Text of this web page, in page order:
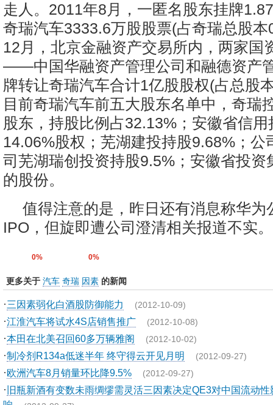
走人。2011年8月，一匿名股东挂牌
奇瑞汽车3333.6万股股票(占奇瑞总股
12月，北京金融资产交易所内，两家国
——中国华融资产管理公司和融德资产
牌转让奇瑞汽车合计1亿股股权(占总股
目前奇瑞汽车前五大股东名单中，奇瑞
股东，持股比例占32.13%；安徽省信
14.06%股权；芜湖建投持股9.68%；公
司芜湖瑞创投资持股9.5%；安徽省投资
的股份。
值得注意的是，昨日还有消息称华为
IPO，但旋即遭公司澄清相关报道不实。
0% 0%
更多关于 汽车 奇瑞 因素 的新闻
·三因素弱化白酒股防御能力 (2012-10-09)
·江淮汽车将试水4S店销售推广 (2012-10-08)
·本田在北美召回60多万辆雅阁 (2012-10-02)
·制冷剂R134a低迷半年 终守得云开见月明 (2012-09-27)
·欧洲汽车8月销量环比降9.5% (2012-09-27)
· 旧瓶新酒有变数未雨绸缪需灵活三因素决定QE3对中国流动性